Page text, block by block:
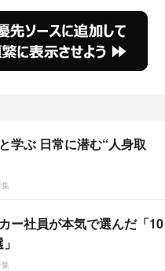
学ぶ 日常に潜む“人身取
ー社員が本気で選んだ「10